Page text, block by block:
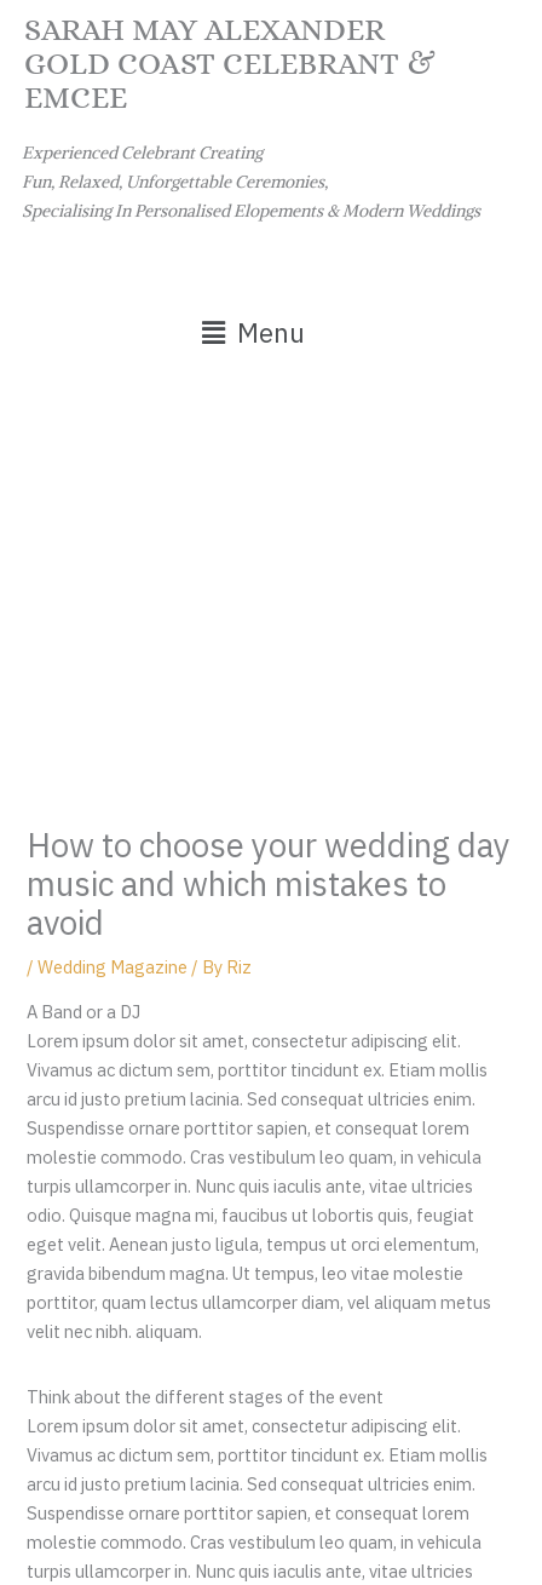
content
SARAH MAY ALEXANDER
GOLD COAST CELEBRANT &
EMCEE
Experienced Celebrant Creating
Fun, Relaxed, Unforgettable Ceremonies,
Specialising In Personalised Elopements & Modern Weddings
Main
Menu
How to choose your wedding day
music and which mistakes to
avoid
/Wedding Magazine / By Riz
A Band or a DJ
Lorem ipsum dolor sit amet, consectetur adipiscing elit.
Vivamus ac dictum sem, porttitor tincidunt ex. Etiam mollis
arcu id justo pretium lacinia. Sed consequat ultricies enim.
Suspendisse ornare porttitor sapien, et consequat lorem
molestie commodo. Cras vestibulum leo quam, in vehicula
turpis ullamcorper in. Nunc quis iaculis ante, vitae ultricies
odio. Quisque magna mi, faucibus ut lobortis quis, feugiat
eget velit. Aenean justo ligula, tempus ut orci elementum,
gravida bibendum magna. Ut tempus, leo vitae molestie
porttitor, quam lectus ullamcorper diam, vel aliquam metus
velit nec nibh. aliquam.
Think about the different stages of the event
Lorem ipsum dolor sit amet, consectetur adipiscing elit.
Vivamus ac dictum sem, porttitor tincidunt ex. Etiam mollis
arcu id justo pretium lacinia. Sed consequat ultricies enim.
Suspendisse ornare porttitor sapien, et consequat lorem
molestie commodo. Cras vestibulum leo quam, in vehicula
turpis ullamcorper in. Nunc quis iaculis ante, vitae ultricies